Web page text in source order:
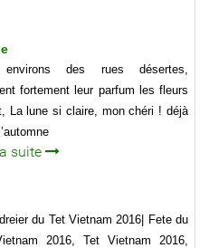
des rues désertes,
fortement leur parfum les fleurs
La lune si claire, mon chéri ! déjà
suite
du Tet Vietnam 2016| Fete du
2016, Tet Vietnam 2016,